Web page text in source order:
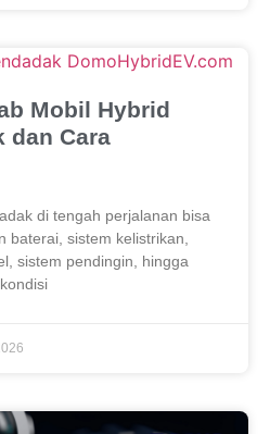
Mobil Hybrid
dan Cara
di tengah perjalanan bisa
baterai, sistem kelistrikan,
sistem pendingin, hingga